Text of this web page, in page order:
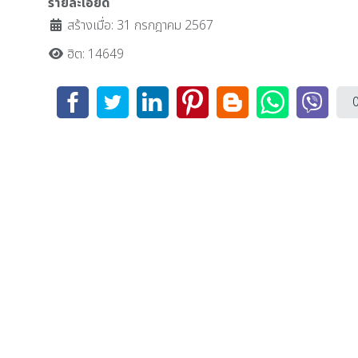
สร้างเมื่อ: 31 กรกฎาคม 2567
ฮิต: 14649